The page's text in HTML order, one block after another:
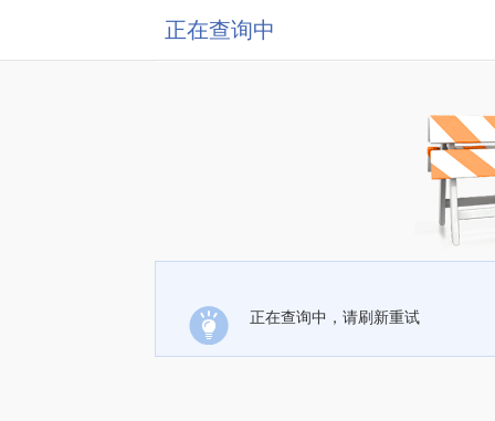
正在查询中
正在查询中，请刷新重试